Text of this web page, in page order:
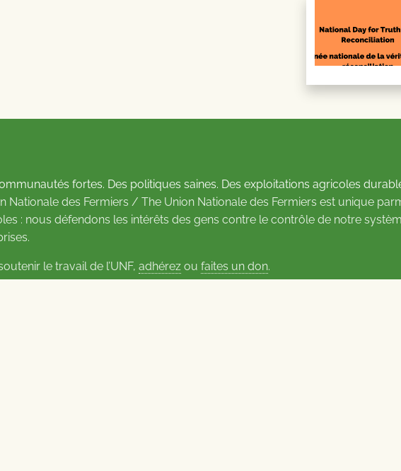
fortes. Des politiques saines. Des exploitations agricoles
Nationale des Fermiers / The Union Nationale des Fermiers est unique
: nous défendons les intérêts des gens contre le contrôle de notre
le travail de l’UNF, adhérez ou faites un don.